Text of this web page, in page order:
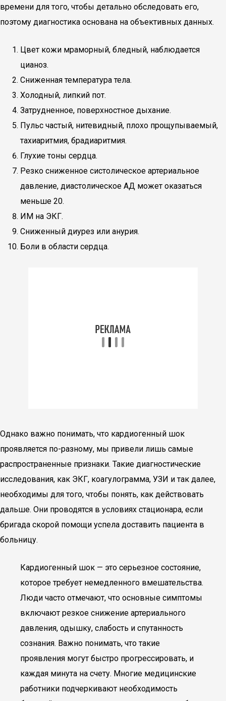
времени для того, чтобы детально обследовать его,
поэтому диагностика основана на объективных данных.
Цвет кожи мраморный, бледный, наблюдается
цианоз.
Сниженная температура тела.
Холодный, липкий пот.
Затрудненное, поверхностное дыхание.
Пульс частый, нитевидный, плохо прощупываемый,
тахиаритмия, брадиаритмия.
Глухие тоны сердца.
Резко сниженное систолическое артериальное
давление, диастолическое АД может оказаться
меньше 20.
ИМ на ЭКГ.
Сниженный диурез или анурия.
Боли в области сердца.
Однако важно понимать, что кардиогенный шок
проявляется по-разному, мы привели лишь самые
распространенные признаки. Такие диагностические
исследования, как ЭКГ, коагулограмма, УЗИ и так далее,
необходимы для того, чтобы понять, как действовать
дальше. Они проводятся в условиях стационара, если
бригада скорой помощи успела доставить пациента в
больницу.
Кардиогенный шок — это серьезное состояние,
которое требует немедленного вмешательства.
Люди часто отмечают, что основные симптомы
включают резкое снижение артериального
давления, одышку, слабость и спутанность
сознания. Важно понимать, что такие
проявления могут быстро прогрессировать, и
каждая минута на счету. Многие медицинские
работники подчеркивают необходимость